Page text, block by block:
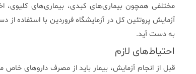
مختلفی همچون بیماری‌های کبدی، بیماری‌های کلیوی،
آزمایش پروتئین کل در آزمایشگاه فروردین با استفاده
به دست آید.
احتیاط‌های لازم
قبل از انجام آزمایش، بیمار باید از مصرف داروهای خاص